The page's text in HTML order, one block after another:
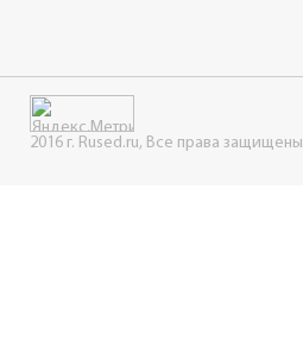
2016 г. Rused.ru, Все права защищены